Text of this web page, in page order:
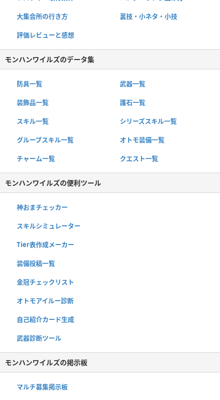
大集会所の行き方 裏技・小ネタ・小技
評価レビューと感想
モンハンワイルズのデータ集
防具一覧 武器一覧
装飾品一覧 護石一覧
スキル一覧 シリーズスキル一覧
グループスキル一覧 オトモ装備一覧
チャーム一覧 クエスト一覧
モンハンワイルズの便利ツール
神おまチェッカー
スキルシミュレーター
Tier表作成メーカー
装備投稿一覧
金冠チェックリスト
オトモアイルー診断
自己紹介カード生成
武器診断ツール
モンハンワイルズの掲示板
マルチ募集掲示板